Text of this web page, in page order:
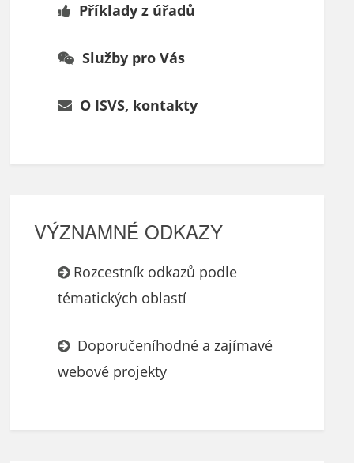
Příklady z úřadů
Služby pro Vás
O ISVS, kontakty
VÝZNAMNÉ ODKAZY
Rozcestník odkazů podle
tématických oblastí
Doporučeníhodné a zajímavé
webové projekty